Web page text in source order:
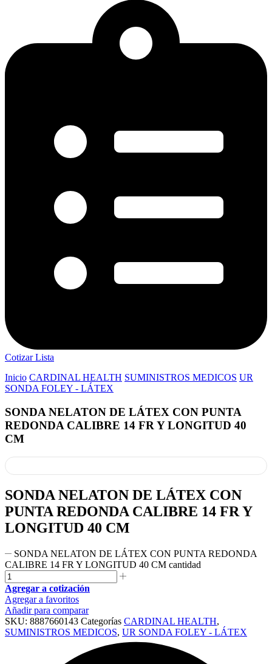
Cotizar Lista
Inicio CARDINAL HEALTH SUMINISTROS MEDICOS UR
SONDA FOLEY - LÁTEX
SONDA NELATON DE LÁTEX CON PUNTA
REDONDA CALIBRE 14 FR Y LONGITUD 40
CM
SONDA NELATON DE LÁTEX CON
PUNTA REDONDA CALIBRE 14 FR Y
LONGITUD 40 CM
SONDA NELATON DE LÁTEX CON PUNTA REDONDA
CALIBRE 14 FR Y LONGITUD 40 CM cantidad
Agregar a cotización
Agregar a favoritos
Añadir para comparar
SKU: 8887660143 Categorías CARDINAL HEALTH,
SUMINISTROS MEDICOS, UR SONDA FOLEY - LÁTEX